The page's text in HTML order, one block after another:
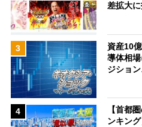
差拡大
3
資産10
導体相
ジショ
4
【首都
ンキン